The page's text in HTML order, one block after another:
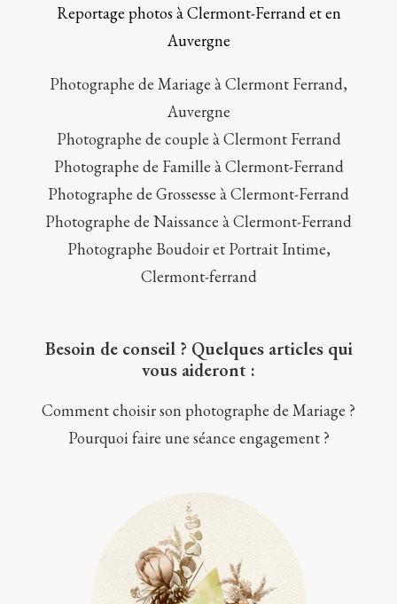
Reportage photos à Clermont-Ferrand et en
Auvergne
Photographe de Mariage à Clermont Ferrand,
Auvergne
Photographe de couple à Clermont Ferrand
Photographe de Famille à Clermont-Ferrand
Photographe de Grossesse à Clermont-Ferrand
Photographe de Naissance à Clermont-Ferrand
Photographe Boudoir et Portrait Intime,
Clermont-ferrand
Besoin de conseil ? Quelques articles qui
vous aideront :
Comment choisir son photographe de Mariage ?
Pourquoi faire une séance engagement ?